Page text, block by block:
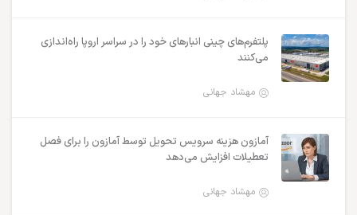
پلتفرم‌های چینی انبارهای خود را در سراسر اروپا راه‌اندازی
می‌کنند
مهشاد جهانی
آمازون هزینه سرویس تحویل توسط آمازون را برای فصل
تعطیلات افزایش می‌دهد
مهشاد جهانی